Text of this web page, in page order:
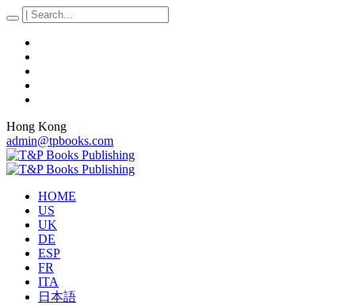
Hong Kong
admin@tpbooks.com
HOME
US
UK
DE
ESP
FR
ITA
日本語